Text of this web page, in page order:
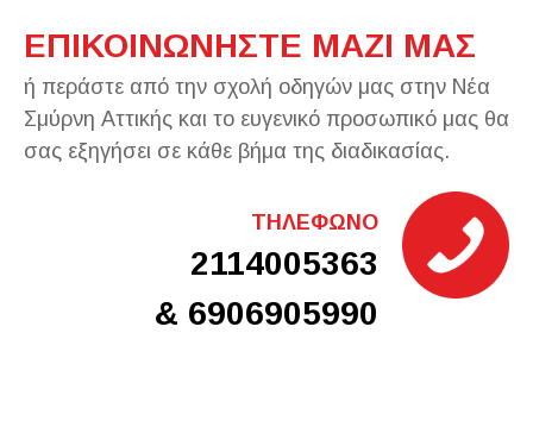
ΕΠΙΚΟΙΝΩΝΗΣΤΕ ΜΑΖΙ ΜΑΣ
ή περάστε από την σχολή οδηγών μας στην Νέα
Σμύρνη Αττικής και το ευγενικό προσωπικό μας θα
σας εξηγήσει σε κάθε βήμα της διαδικασίας.
ΤΗΛΕΦΩΝΟ
2114005363
& 6906905990